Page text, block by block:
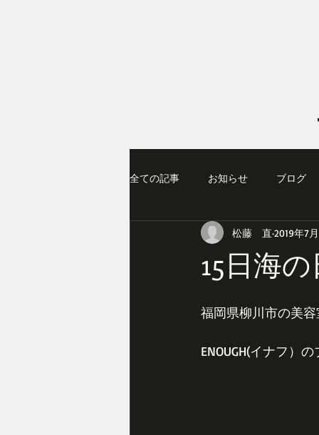
全ての記事 お知らせ ブログ
15日海
松藤 直 2019年7
福岡県柳川市の美容
ENOUGH(イナフ）